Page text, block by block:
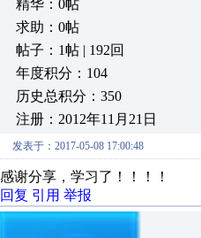
精华：0帖
求助：0帖
帖子：1帖 | 192回
年度积分：104
历史总积分：350
注册：2012年11月21日
发表于：2017-05-08 17:00:48
感谢分享，学习了！！！！
回复 引用 举报